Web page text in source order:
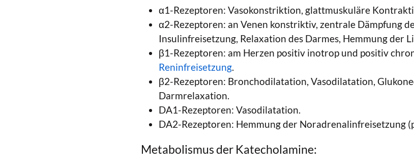
α1-Rezeptoren: Vasokonstriktion, glattmuskuläre
α2-Rezeptoren: an Venen konstriktiv, zentrale Dämpfung
Insulinfreisetzung, Relaxation des Darmes, Hemmung der
β1-Rezeptoren: am Herzen positiv inotrop und positiv
Reninfreisetzung
β2-Rezeptoren: Bronchodilatation, Vasodilatation,
Darmrelaxation.
DA1-Rezeptoren: Vasodilatation.
DA2-Rezeptoren: Hemmung der Noradrenalinfreisetzung
Metabolismus der Katecholamine: